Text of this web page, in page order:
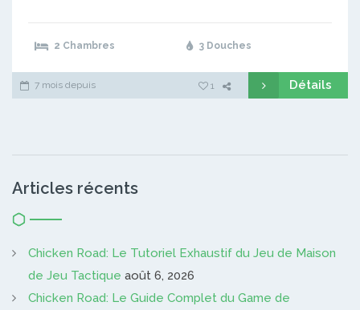
2 Chambres 3 Douches
7 mois depuis 1 Détails
Articles récents
Chicken Road: Le Tutoriel Exhaustif du Jeu de Maison
de Jeu Tactique août 6, 2026
Chicken Road: Le Guide Complet du Game de